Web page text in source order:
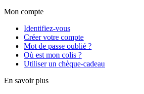
Mon compte
Identifiez-vous
Créer votre compte
Mot de passe oublié ?
Où est mon colis ?
Utiliser un chèque-cadeau
En savoir plus